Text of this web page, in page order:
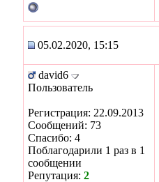
05.02.2020, 15:15
david6
Пользователь
Регистрация: 22.09.2013
Сообщений: 73
Спасибо: 4
Поблагодарили 1 раз в 1
сообщении
Репутация: 2